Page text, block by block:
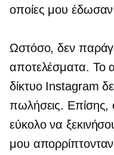
οποίες μου
Ωστόσο, δεν
αποτελέσματα. Το
δίκτυο Instagram
πωλήσεις. Επίσης,
εύκολο να
μου